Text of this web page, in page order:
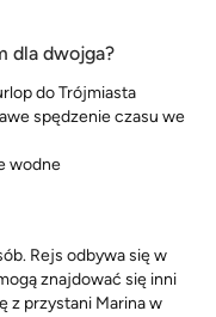
dla dwojga?
do Trójmiasta
spędzenie czasu we
wodne
Rejs odbywa się w
znajdować się inni
z przystani Marina w